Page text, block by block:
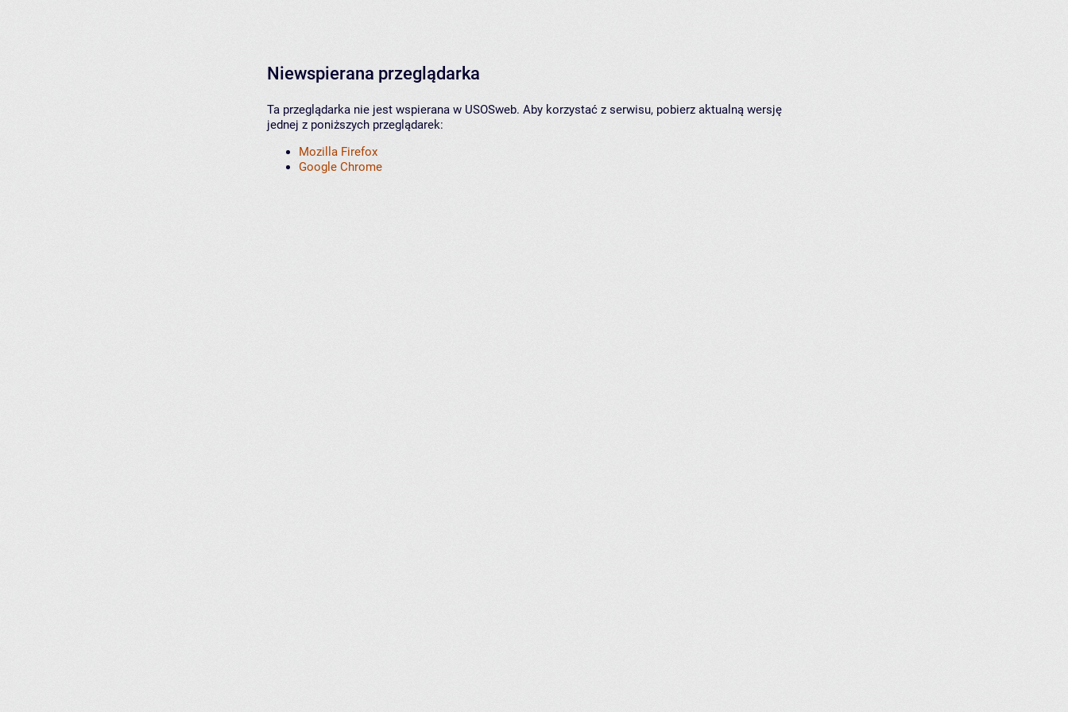
Niewspierana przeglądarka
Ta przeglądarka nie jest wspierana w USOSweb. Aby korzystać z serwisu, pobierz aktualną wersję
jednej z poniższych przeglądarek:
Mozilla Firefox
Google Chrome